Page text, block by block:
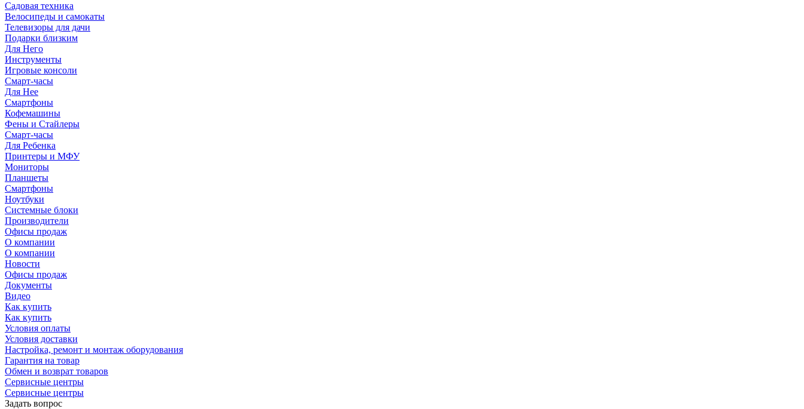
Садовая техника
Велосипеды и самокаты
Телевизоры для дачи
Подарки близким
Для Него
Инструменты
Игровые консоли
Смарт-часы
Для Нее
Смартфоны
Кофемашины
Фены и Стайлеры
Смарт-часы
Для Ребенка
Принтеры и МФУ
Мониторы
Планшеты
Смартфоны
Ноутбуки
Системные блоки
Производители
Офисы продаж
О компании
О компании
Новости
Офисы продаж
Документы
Видео
Как купить
Как купить
Условия оплаты
Условия доставки
Настройка, ремонт и монтаж оборудования
Гарантия на товар
Обмен и возврат товаров
Сервисные центры
Сервисные центры
Задать вопрос